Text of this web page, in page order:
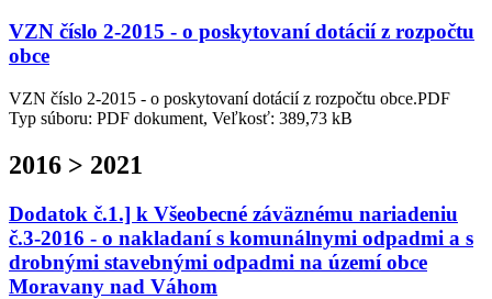
VZN číslo 2-2015 - o poskytovaní dotácií z rozpočtu
obce
VZN číslo 2-2015 - o poskytovaní dotácií z rozpočtu obce.PDF
Typ súboru: PDF dokument, Veľkosť: 389,73 kB
2016 > 2021
Dodatok č.1.] k Všeobecné záväznému nariadeniu
č.3-2016 - o nakladaní s komunálnymi odpadmi a s
drobnými stavebnými odpadmi na území obce
Moravany nad Váhom